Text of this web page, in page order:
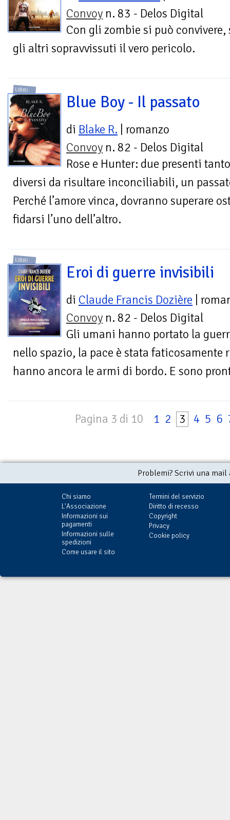
Convoy n. 83 - Delos Digital
Con gli zombie si può convivere,
gli altri sopravvissuti il vero pericolo.
LIBRI
Blue Boy - Il passato
di Blake R. | romanzo
Convoy n. 82 - Delos Digital
Rose e Hunter: due presenti tanto
diversi da risultare inconciliabili, un
Perché l’amore vinca, dovranno superare
fidarsi l’uno dell’altro.
LIBRI
Eroi di guerre invisibili
di Claude Francis Dozière |
Convoy n. 82 - Delos Digital
Gli umani hanno portato la
nello spazio, la pace è stata faticosamente
hanno ancora le armi di bordo. E sono
Pagina 3 di 10 1 2 3 4 5 6
Problemi? Scrivi una
Chi siamo
L'Associazione
Informazioni sui
pagamenti
Informazioni sulle
spedizioni
Come usare il sito
Termini del servizio
Diritto di recesso
Copyright
Privacy
Cookie policy